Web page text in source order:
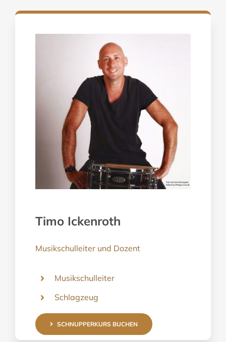
KONTAKT
Timo Ickenroth
Musikschulleiter und Dozent
Musikschulleiter
Schlagzeug
SCHNUPPERKURS BUCHEN